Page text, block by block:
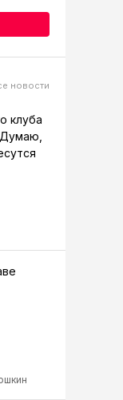
новости
клуба